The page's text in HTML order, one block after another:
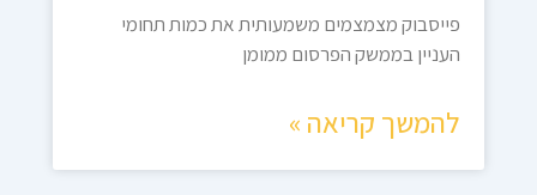
פייסבוק מצמצמים משמעותית את כמות תחומי
העניין בממשק הפרסום ממומן
להמשך קריאה »